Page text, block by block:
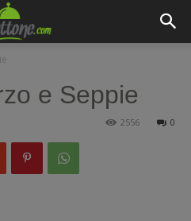
e Seppie
0
2556